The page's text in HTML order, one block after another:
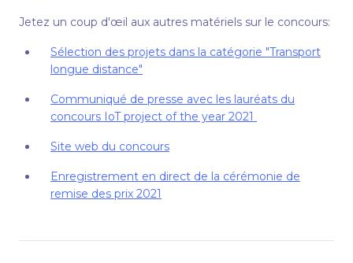
Jetez un coup d'œil aux autres matériels sur le concours:
Sélection des projets dans la catégorie "Transport
longue distance"
Communiqué de presse avec les lauréats du
concours IoT project of the year 2021
Site web du concours
Enregistrement en direct de la cérémonie de
remise des prix 2021